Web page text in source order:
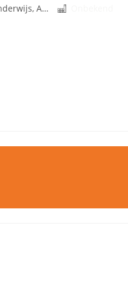
Chemisch Analist, Laboratorium Onderwijs, Analist